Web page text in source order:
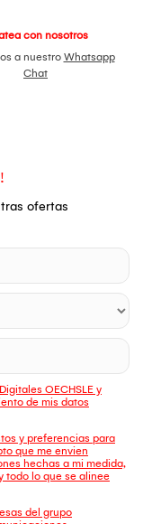
con nosotros
a nuestro Whatsapp
Chat
ofertas
OECHSLE y
de mis datos
y preferencias para
que me envien
hechas a mi medida,
todo lo que se alinee
del grupo